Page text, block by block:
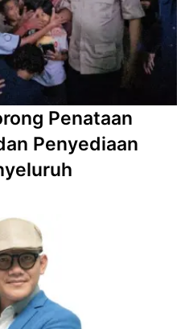
Penataan
Penyediaan